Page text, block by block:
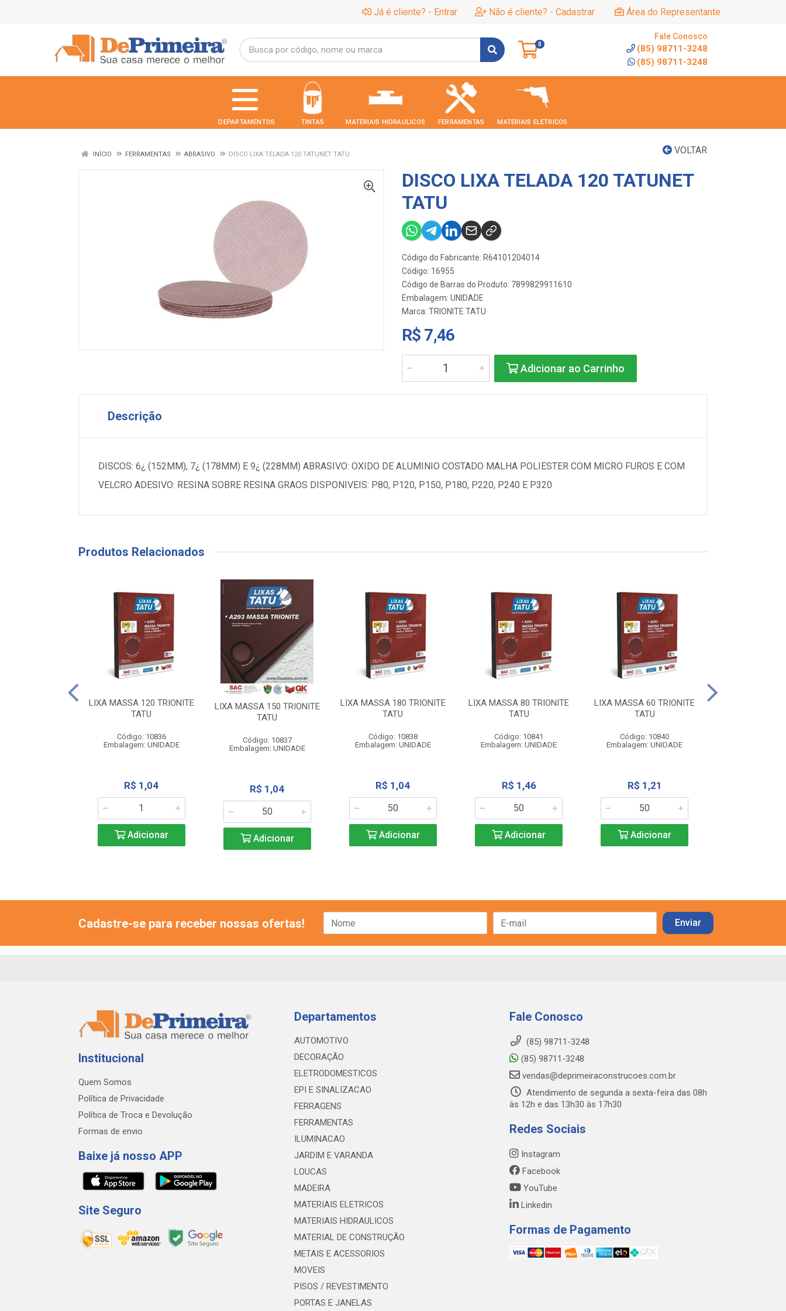
Já é cliente? - Entrar Não é cliente? - Cadastrar Área do Representante
0
Fale Conosco
(85) 98711-3248
(85) 98711-3248
DEPARTAMENTOS TINTAS MATERIAIS HIDRAULICOS FERRAMENTAS MATERIAIS ELETRICOS
VOLTAR
INÍCIO FERRAMENTAS ABRASIVO DISCO LIXA TELADA 120 TATUNET TATU
DISCO LIXA TELADA 120 TATUNET
TATU
Código do Fabricante: R64101204014
Código: 16955
Código de Barras do Produto: 7899829911610
Embalagem: UNIDADE
Marca: TRIONITE TATU
R$ 7,46
Adicionar ao Carrinho
Descrição
DISCOS: 6¿ (152MM), 7¿ (178MM) E 9¿ (228MM) ABRASIVO: OXIDO DE ALUMINIO COSTADO MALHA POLIESTER COM MICRO FUROS E COM
VELCRO ADESIVO: RESINA SOBRE RESINA GRAOS DISPONIVEIS: P80, P120, P150, P180, P220, P240 E P320
Produtos Relacionados
220 TRIONITE
LIXA MASSA 120 TRIONITE
TATU
Código: 10836
Embalagem: UNIDADE
R$ 1,04
Adicionar
LIXA MASSA 150 TRIONITE
TATU
Código: 10837
Embalagem: UNIDADE
R$ 1,04
Adicionar
LIXA MASSA 180 TRIONITE
TATU
Código: 10838
Embalagem: UNIDADE
R$ 1,04
Adicionar
LIXA MASSA 80 TRIONITE
TATU
Código: 10841
Embalagem: UNIDADE
R$ 1,46
Adicionar
LIXA MASSA 60 TRIONITE
TATU
Código: 10840
Embalagem: UNIDADE
R$ 1,21
Adicionar
Cadastre-se para receber nossas ofertas!
Institucional
Quem Somos
Política de Privacidade
Política de Troca e Devolução
Formas de envio
Baixe já nosso APP
Site Seguro
Departamentos
AUTOMOTIVO
DECORAÇÃO
ELETRODOMESTICOS
EPI E SINALIZACAO
FERRAGENS
FERRAMENTAS
ILUMINACAO
JARDIM E VARANDA
LOUCAS
MADEIRA
MATERIAIS ELETRICOS
MATERIAIS HIDRAULICOS
MATERIAL DE CONSTRUÇÃO
METAIS E ACESSORIOS
MOVEIS
PISOS / REVESTIMENTO
PORTAS E JANELAS
Fale Conosco
(85) 98711-3248
(85) 98711-3248
vendas@deprimeiraconstrucoes.com.br
Atendimento de segunda a sexta-feira das 08h
às 12h e das 13h30 às 17h30
Redes Sociais
Instagram
Facebook
YouTube
Linkedin
Formas de Pagamento